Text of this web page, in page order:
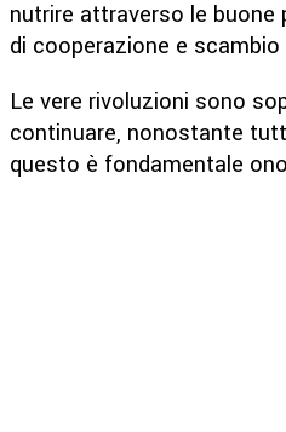
nutrire attraverso le buone
di cooperazione e
Le vere rivoluzioni sono
continuare, nonostante
questo è fondamentale